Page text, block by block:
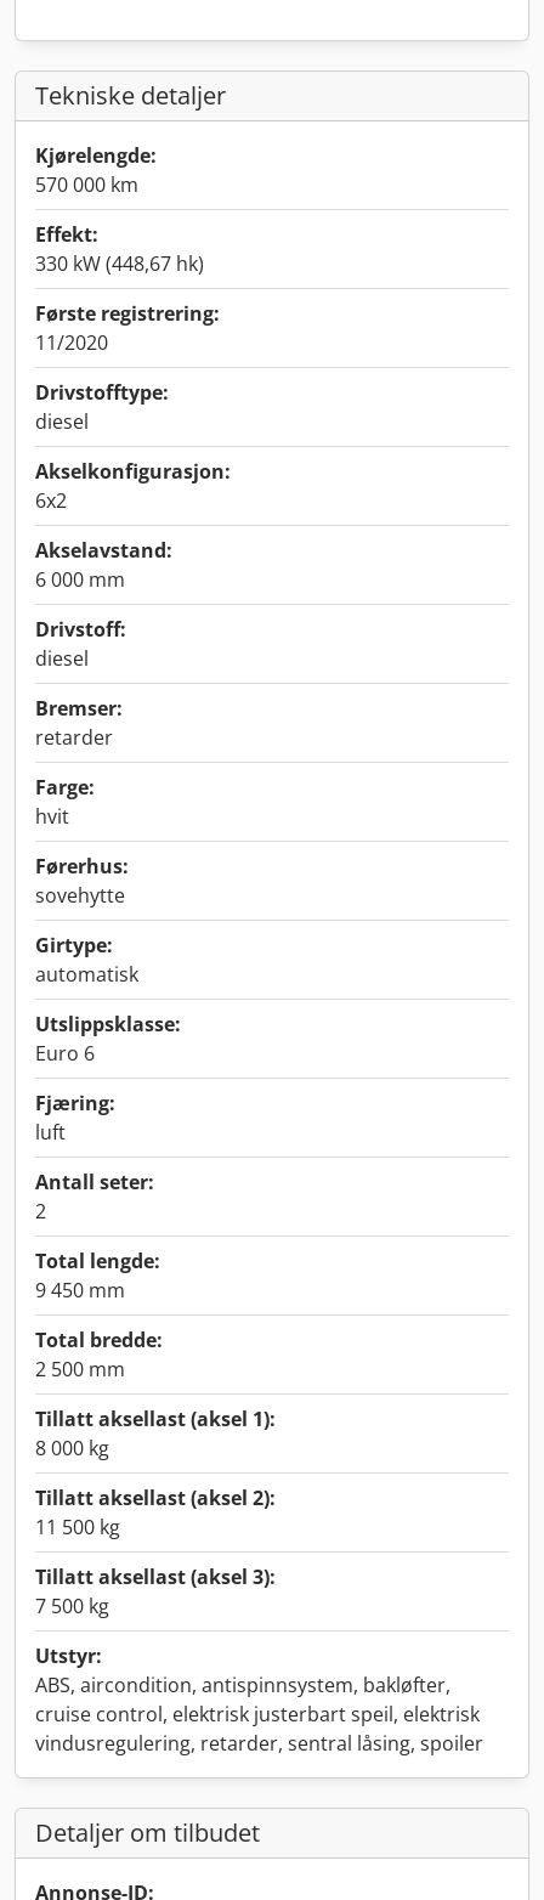
Tekniske detaljer
Kjørelengde:
570 000 km
Effekt:
330 kW (448,67 hk)
Første registrering:
11/2020
Drivstofftype:
diesel
Akselkonfigurasjon:
6x2
Akselavstand:
6 000 mm
Drivstoff:
diesel
Bremser:
retarder
Farge:
hvit
Førerhus:
sovehytte
Girtype:
automatisk
Utslippsklasse:
Euro 6
Fjæring:
luft
Antall seter:
2
Total lengde:
9 450 mm
Total bredde:
2 500 mm
Tillatt aksellast (aksel 1):
8 000 kg
Tillatt aksellast (aksel 2):
11 500 kg
Tillatt aksellast (aksel 3):
7 500 kg
Utstyr:
ABS, aircondition, antispinnsystem, bakløfter,
cruise control, elektrisk justerbart speil, elektrisk
vindusregulering, retarder, sentral låsing, spoiler
Detaljer om tilbudet
Annonse-ID: